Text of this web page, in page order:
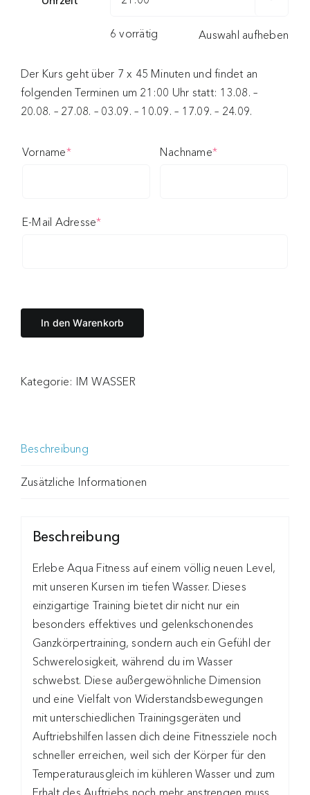
6 vorrätig Auswahl aufheben
Der Kurs geht über 7 x 45 Minuten und findet an
folgenden Terminen um 21:00 Uhr statt: 13.08. –
20.08. – 27.08. – 03.09. – 10.09. – 17.09. – 24.09.
Vorname*(required) Nachname*(required)
E-Mail Adresse*(required)
In den Warenkorb
Kategorie: IM WASSER
Beschreibung
Zusätzliche Informationen
Beschreibung
Erlebe Aqua Fitness auf einem völlig neuen Level,
mit unseren Kursen im tiefen Wasser. Dieses
einzigartige Training bietet dir nicht nur ein
besonders effektives und gelenkschonendes
Ganzkörpertraining, sondern auch ein Gefühl der
Schwerelosigkeit, während du im Wasser
schwebst. Diese außergewöhnliche Dimension
und eine Vielfalt von Widerstandsbewegungen
mit unterschiedlichen Trainingsgeräten und
Auftriebshilfen lassen dich deine Fitnessziele noch
schneller erreichen, weil sich der Körper für den
Temperaturausgleich im kühleren Wasser und zum
Erhalt des Auftriebs noch mehr anstrengen muss.